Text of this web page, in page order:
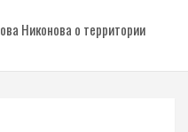
Никонова о территории